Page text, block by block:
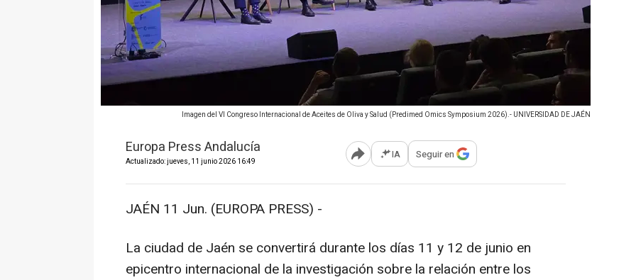
Imagen del VI Congreso Internacional de Aceites de Oliva y Salud (Predimed Omics Symposium 2026).- UNIVERSIDAD DE JAÉN
Europa Press Andalucía
Actualizado: jueves, 11 junio 2026 16:49 Abrir opciones para compartir
IA Seguir en
JAÉN 11 Jun. (EUROPA PRESS) -
La ciudad de Jaén se convertirá durante los días 11 y 12 de junio en
epicentro internacional de la investigación sobre la relación entre los